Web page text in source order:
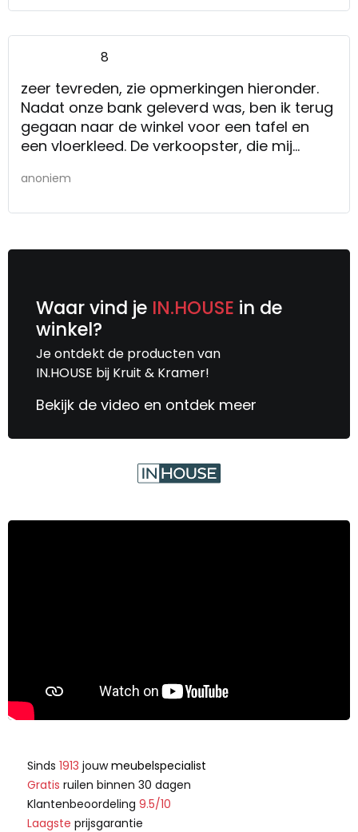
8
zeer tevreden, zie opmerkingen hieronder.
Nadat onze bank geleverd was, ben ik terug
gegaan naar de winkel voor een tafel en
een vloerkleed. De verkoopster, die mij
door de winkel gesjouwd om te proberen bij
anoniem
Waar vind je IN.HOUSE in de
winkel?
Je ontdekt de producten van
IN.HOUSE bij Kruit & Kramer!
Bekijk de video en ontdek meer
Sinds 1913 jouwmeubelspecialist
Gratis ruilen binnen 30 dagen
Klantenbeoordeling 9.5/10
Laagste prijsgarantie